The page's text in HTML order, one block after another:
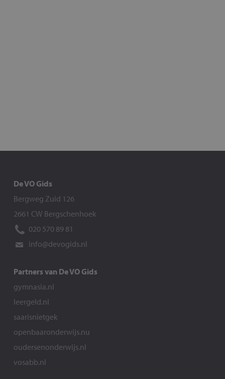
De VO Gids
Bergweg Zuid 126
2661 CW Bergschenhoek
020 570 89 81
info@devogids.nl
Partners van De VO Gids
gymnasia.nl
leergeld.nl
saarisnietgek
openbaaronderwijs.nu
oudersenonderwijs.nl
vosabb.nl